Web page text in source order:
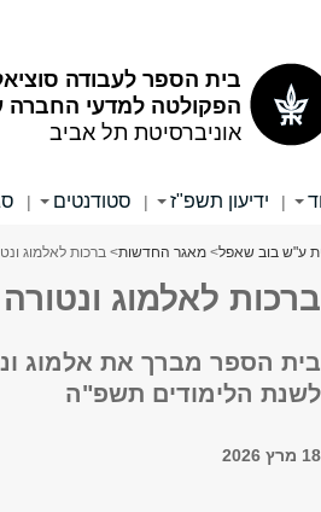
בית הספר לעבודה
הפקולטה למדעי החברה
אוניברסיטת תל אביב
| ידיעון תשפ"ז | סטודנטים |
ע"ש בוב שאפל> מאגר החדשות> ברכות לאלמוג
ברכות לאלמוג ונטורה
בית הספר מברך את אלמוג
לשנת הלימודים תשפ"ה
18 מרץ 2026